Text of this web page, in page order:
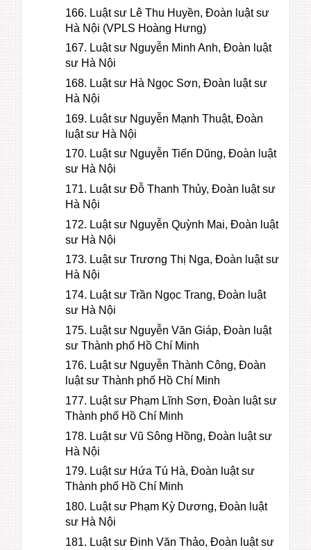
166. Luật sư Lê Thu Huyền, Đoàn luật sư
Hà Nội (VPLS Hoàng Hưng)
167. Luật sư Nguyễn Minh Anh, Đoàn luật
sư Hà Nội
168. Luật sư Hà Ngọc Sơn, Đoàn luật sư
Hà Nội
169. Luật sư Nguyễn Mạnh Thuật, Đoàn
luật sư Hà Nội
170. Luật sư Nguyễn Tiến Dũng, Đoàn luật
sư Hà Nội
171. Luật sư Đỗ Thanh Thủy, Đoàn luật sư
Hà Nội
172. Luật sư Nguyễn Quỳnh Mai, Đoàn luật
sư Hà Nội
173. Luật sư Trương Thị Nga, Đoàn luật sư
Hà Nội
174. Luật sư Trần Ngọc Trang, Đoàn luật
sư Hà Nội
175. Luật sư Nguyễn Văn Giáp, Đoàn luật
sư Thành phố Hồ Chí Minh
176. Luật sư Nguyễn Thành Công, Đoàn
luật sư Thành phố Hồ Chí Minh
177. Luật sư Phạm Lĩnh Sơn, Đoàn luật sư
Thành phố Hồ Chí Minh
178. Luật sư Vũ Sông Hồng, Đoàn luật sư
Hà Nội
179. Luật sư Hứa Tú Hà, Đoàn luật sư
Thành phố Hồ Chí Minh
180. Luật sư Phạm Kỳ Dương, Đoàn luật
sư Hà Nội
181. Luật sư Đinh Văn Thảo, Đoàn luật sư